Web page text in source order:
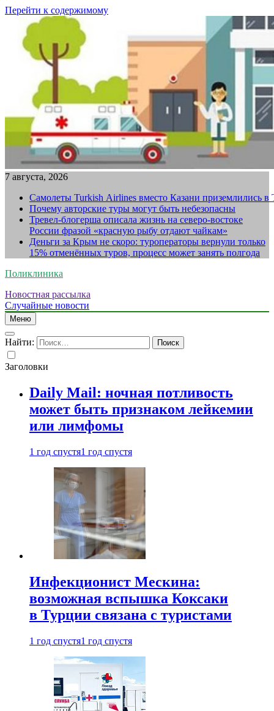
Перейти к содержимому
7 августа, 2026
Самолеты Turkish Airlines вместо Казани приземлились в
Почему авторские туры могут быть небезопасны
Тревел-блогерша описала жизнь на северо-востоке
России фразой «красную рыбу отдают чайкам»
Деньги за Крым не скоро: туроператоры вернули только
15% отменённых туров, процесс может занять полгода
Поликлиника
Новостная рассылка
Случайные новости
Меню
Найти:
Заголовки
Daily Mail: ночная потливость
может быть признаком лейкемии
или лимфомы
1 год спустя1 год спустя
Инфекционист Мескина:
возможная вспышка Коксаки
в Турции связана с туристами
1 год спустя1 год спустя